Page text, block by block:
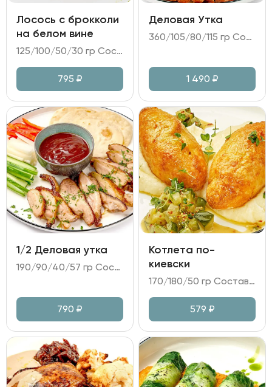
Лосось с брокколи
на белом вине
125/100/50/30 гр Состав: - лосось; - брокколи; - салат томатный (помидоры; лук красный; микс салата и зелени; медово-горчичная заправка); - соус на белом вине.
795 ₽
Деловая Утка
360/105/80/115 гр Состав: - утка маринованная; - огурец; дайкон; перец болгарский; лук зелёный; - соус на основе Хойсин; - пшеничные лепёшки.
1 490 ₽
1/2 Деловая утка
190/90/40/57 гр Состав: - утка маринованная; - огурец, дайкон, перец болгарский4 - соус на основе Хойсин; - лепёшки пшеничные.
790 ₽
Котлета по-
киевски
170/180/50 гр Состав: - котлеты из куриного филе в панировке; - картофельное пюре; - огурцы, маринованные в медово-горчичном соусе.
579 ₽